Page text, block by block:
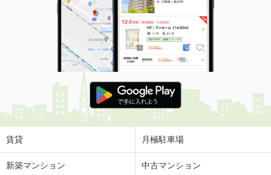
賃貸 月極駐車場
新築マンション 中古マンション